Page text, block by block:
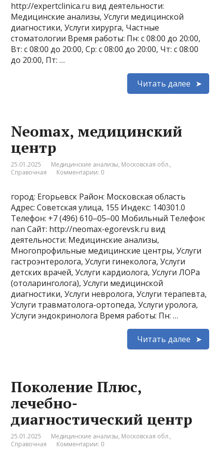
http://expertclinica.ru вид деятельности:
Медицинские анализы, Услуги медицинской
диагностики, Услуги хирурга, Частные
стоматологии Время работы: Пн: с 08:00 до 20:00,
Вт: с 08:00 до 20:00, Ср: с 08:00 до 20:00, Чт: с 08:00
до 20:00, Пт: …
Читать далее
Neomax, медицинский
центр
25.01.2025 Медицинские анализы, Московская обл.,
Справочная
Комментарии: 0
город: Егорьевск Район: Московская область
Адрес: Советская улица, 155 Индекс: 140301.0
Телефон: +7 (496) 610‒05‒00 Мобильный Телефон:
nan Сайт: http://neomax-egorevsk.ru вид
деятельности: Медицинские анализы,
Многопрофильные медицинские центры, Услуги
гастроэнтеролога, Услуги гинеколога, Услуги
детских врачей, Услуги кардиолога, Услуги ЛОРа
(отоларинголога), Услуги медицинской
диагностики, Услуги невролога, Услуги терапевта,
Услуги травматолога-ортопеда, Услуги уролога,
Услуги эндокринолога Время работы: Пн: …
Читать далее
Поколение Плюс,
лечебно-
диагностический центр
25.01.2025 Медицинские анализы, Московская обл.,
Справочная
Комментарии: 0